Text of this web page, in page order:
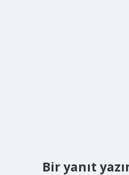
Bir yanıt